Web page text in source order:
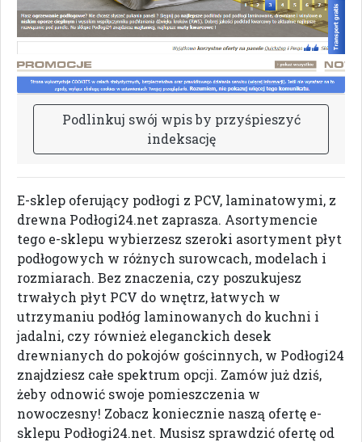
Podlinkuj swój wpisby przyśpieszyć
indeksację
E-sklep oferujący podłogi z PCV, laminatowymi, z
drewna Podłogi24.net zaprasza. Asortymencie
tego e-sklepu wybierzesz szeroki asortyment płyt
podłogowych w różnych surowcach, modelach i
rozmiarach. Bez znaczenia, czy poszukujesz
trwałych płyt PCV do wnętrz, łatwych w
utrzymaniu podłóg laminowanych do kuchni i
jadalni, czy również eleganckich desek
drewnianych do pokojów gościnnych, w Podłogi24
znajdziesz całe spektrum opcji. Zamów już dziś,
żeby odnowić swoje pomieszczenia w
nowoczesny! Zobacz koniecznie naszą ofertę e-
sklepu Podłogi24.net. Musisz sprawdzić ofertę od